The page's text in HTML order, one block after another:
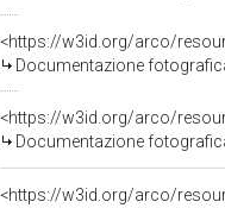
<https://w3id.org/arco/
Documentazione
<https://w3id.org/arco/
Documentazione
<https://w3id.org/arco/